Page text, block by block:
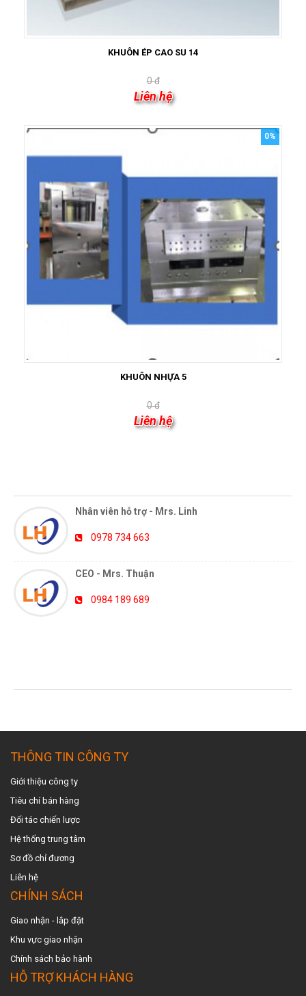
KHUÔN ÉP CAO SU 14
0 đ
Liên hệ
0%
KHUÔN NHỰA 5
0 đ
Liên hệ
Nhân viên hỗ trợ - Mrs. Linh
0978 734 663
CEO - Mrs. Thuận
0984 189 689
THÔNG TIN CÔNG TY
Giới thiệu công ty
Tiêu chí bán hàng
Đối tác chiến lược
Hệ thống trung tâm
Sơ đồ chỉ đương
Liên hệ
CHÍNH SÁCH
Giao nhận - lắp đặt
Khu vực giao nhận
Chính sách bảo hành
HỖ TRỢ KHÁCH HÀNG